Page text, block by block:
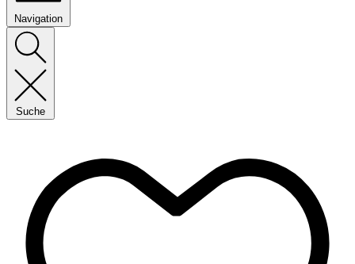
Navigation
Suche